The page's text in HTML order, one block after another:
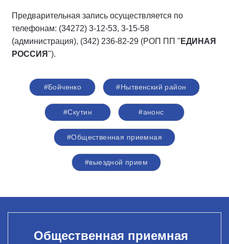
Предварительная запись осуществляется по
телефонам: (34272) 3-12-53, 3-15-58
(администрация), (342) 236-82-29 (РОП ПП " ЕДИНАЯ
РОССИЯ").
#Бойченко #Нытвенский район
#Скутин #анонс
#Общественная приемная
#выездной прием
Общественная приемная